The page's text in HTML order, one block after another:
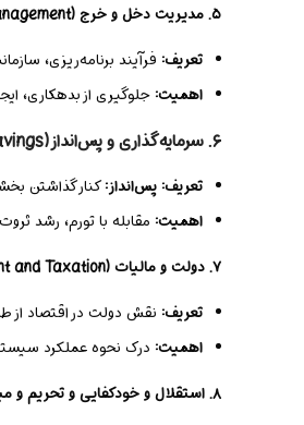
۵. مدیریت دخل و خرج (Income and Expense Management):
تعریف: فرآیند برنامه‌ریزی،
اهمیت: جلوگیری از بدهکاری،
۶. سرمایه‌گذاری و پس‌انداز (Investment and Savings):
تعریف: پس‌انداز:کنار گذاشتن
اهمیت: مقابله با تورم، رشد
۷. دولت و مالیات (Government and Taxation):
تعریف: نقش دولت در اقتصاد از
اهمیت: درک نحوه عملکرد
۸. استقلال و خودکفایی و تحریم و میهن‌دوستی :